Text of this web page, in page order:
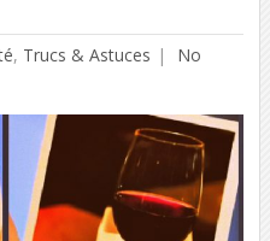
, Trucs & Astuces
No